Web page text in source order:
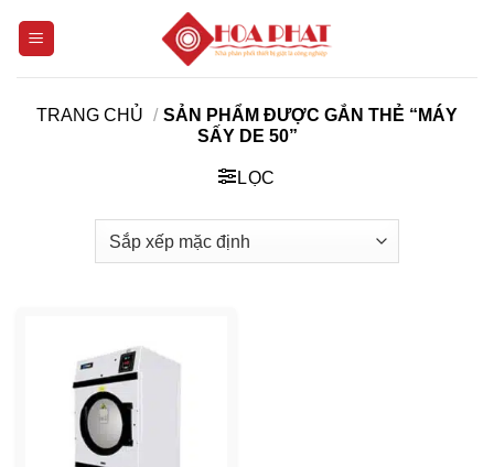
TRANG CHỦ / SẢN PHẨM ĐƯỢC GẮN THẺ “MÁY
SẤY DE 50”
LỌC